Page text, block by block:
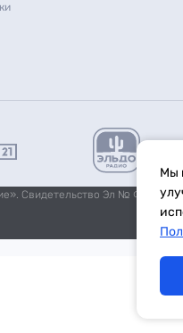
Свидетельство Эл № ФС77-
Мы